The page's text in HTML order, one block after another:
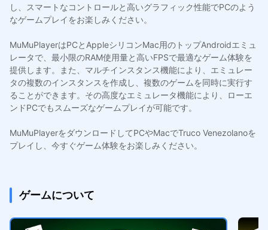
し、スマートなコントロールと高いグラフィック性能でPCのよう
なゲームプレイをお楽しみください。
MuMuPlayerはPCとAppleシリコンMac用のトップAndroidエミュ
レータで、最小限のRAM使用量と高いFPSで最適なゲーム体験を
提供します。また、マルチインスタンス機能により、エミュレー
タの複数のインスタンスを作成し、複数のゲームを同時に実行す
ることができます。その高度なエミュレータ機能により、ローエ
ンドPCでもスムーズなゲームプレイが可能です。
MuMuPlayerをダウンロードしてPCやMacでTruco Venezolanoを
プレイし、今すぐゲーム体験をお楽しみください。
ゲームについて